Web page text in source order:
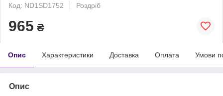
Код: ND1SD1752
Роздріб
965 ₴
Опис Характеристики Доставка Оплата Умови
Опис